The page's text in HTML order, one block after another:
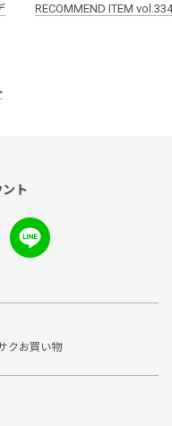
RECOMMEND ITEM vol.334
ト
クお買い物